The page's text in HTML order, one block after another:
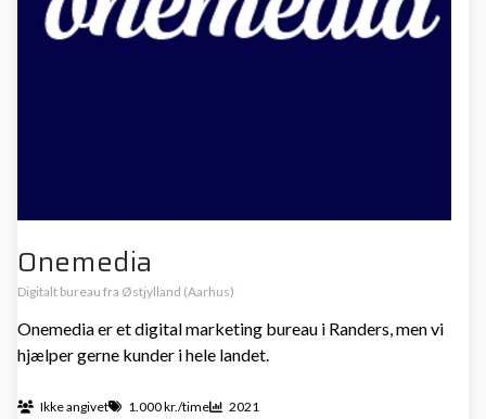
Onemedia
Digitalt bureau fra Østjylland (Aarhus)
Onemedia er et digital marketing bureau i Randers, men vi
hjælper gerne kunder i hele landet.
Ikke angivet 1.000 kr./time 2021